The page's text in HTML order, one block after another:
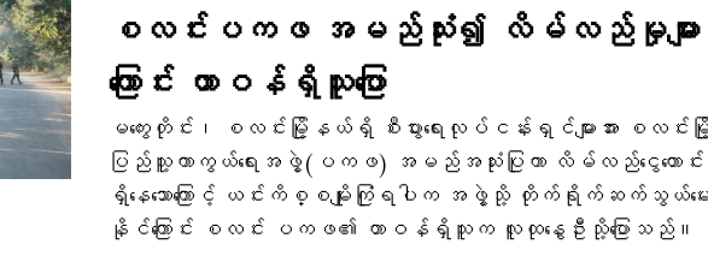
စလင်းပကဖ အမည်သုံး၍ လိမ်လည်မှုများ
ကြောင်း တာဝန်ရှိသူပြော
မကွေးတိုင်း၊ စလင်းမြို့နယ်ရှိ စီးပွားရေးလုပ်ငန်းရှင်များအား စလင်
ပြည်သူ့ကာကွယ်ရေးအဖွဲ့(ပကဖ) အမည်အသုံးပြုကာ လိမ်လည်ငွေတောင်းခံ
ရှိနေသောကြောင့် ယင်းကိစ္စမျိုးကြုံရပါက အဖွဲ့သို့ တိုက်ရိုက်ဆက်သွယ်မေး
နိုင်ကြောင်း စလင်း ပကဖ၏ တာဝန်ရှိသူက လူထုနွေဦးသို့ပြောသည်။